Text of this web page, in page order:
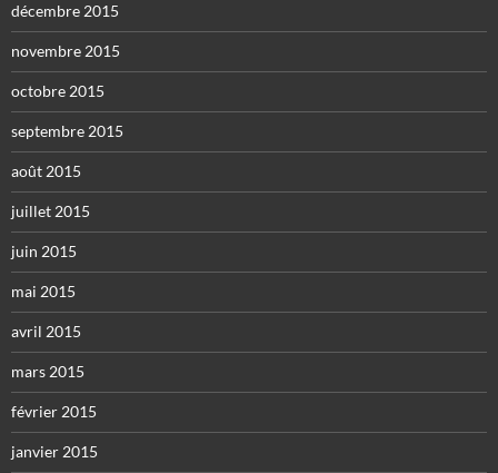
décembre 2015
novembre 2015
octobre 2015
septembre 2015
août 2015
juillet 2015
juin 2015
mai 2015
avril 2015
mars 2015
février 2015
janvier 2015